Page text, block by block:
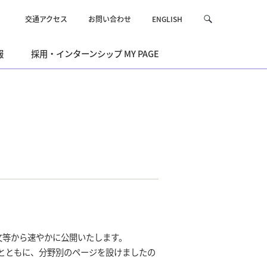
交通アクセス お問い合わせ ENGLISH
サ
を
採用・インターンシップ MY PAGE
から速やかに公開いたします。
もに、分野別のページを設けましたの